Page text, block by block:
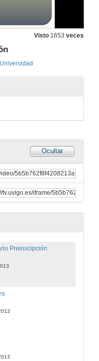
Visto 1653 veces
Ocultar
de acceso á universidade)
de admisión
prelación
Preinscipción